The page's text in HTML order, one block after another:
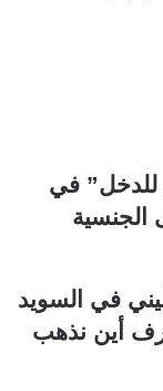
للدخل” في
الجنسية
في السويد
أين نذهب